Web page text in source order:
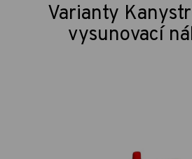
Varianty
vysunovací